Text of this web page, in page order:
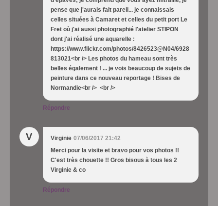
pense que j'aurais fait pareil... je connaissais
celles situées à Camaret et celles du petit port Le
Fret où j'ai aussi photographié l'atelier STIPON
dont j'ai réalisé une aquarelle :
https://www.flickr.com/photos/8426523@N04/6928
813021<br /> Les photos du hameau sont très
belles également ! ... je vois beaucoup de sujets de
peinture dans ce nouveau reportage ! Bises de
Normandie<br /> <br />
Répondre
V Virginie 07/06/2017 21:42
Merci pour la visite et bravo pour vos photos !!
C'est très chouette !! Gros bisous à tous les 2
Virginie & co
Répondre